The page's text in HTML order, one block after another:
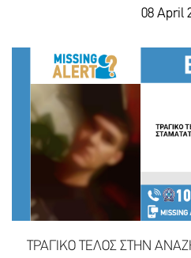
08 April
ΤΡΑΓΙΚΟ ΤΕΛΟΣ ΣΤΗΝ